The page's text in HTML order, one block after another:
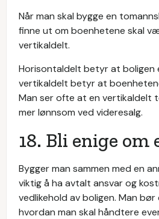
Når man skal bygge en
finne ut om boenhetene skal
vertikaldelt.
Horisontaldelt betyr at boligen
vertikaldelt betyr at
Man ser ofte at en vertikaldelt
mer lønnsom ved videresalg.
18. Bli enige
Bygger man sammen med en
viktig å ha avtalt ansvar og
vedlikehold av boligen. Man
hvordan man skal håndtere